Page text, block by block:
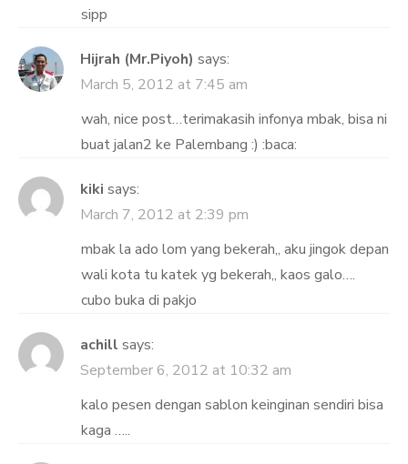
sipp
Hijrah (Mr.Piyoh) says:
March 5, 2012 at 7:45 am
wah, nice post…terimakasih infonya mbak, bisa ni
buat jalan2 ke Palembang :) :baca:
kiki says:
March 7, 2012 at 2:39 pm
mbak la ado lom yang bekerah,, aku jingok depan
wali kota tu katek yg bekerah,, kaos galo….
cubo buka di pakjo
achill says:
September 6, 2012 at 10:32 am
kalo pesen dengan sablon keinginan sendiri bisa
kaga …..